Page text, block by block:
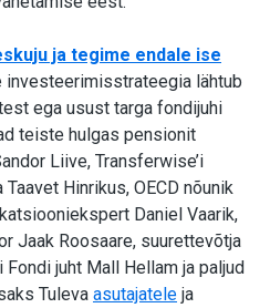
ja tegime endale ise
investeerimisstrateegia lähtub
ega usust targa fondijuhi
teiste hulgas pensionit
Liive, Transferwise’i
Hinrikus, OECD nõunik
Daniel Vaarik,
Jaak Roosaare, suurettevõtja
Fondi juht Mall Hellam ja paljud
Tuleva asutajatele ja